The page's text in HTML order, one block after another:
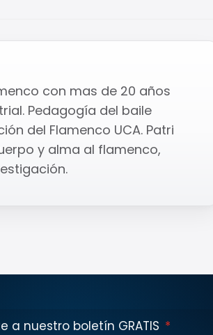
con mas de 20 años
Pedagogía del baile
del Flamenco UCA. Patri
y alma al flamenco,
a nuestro boletín GRATIS